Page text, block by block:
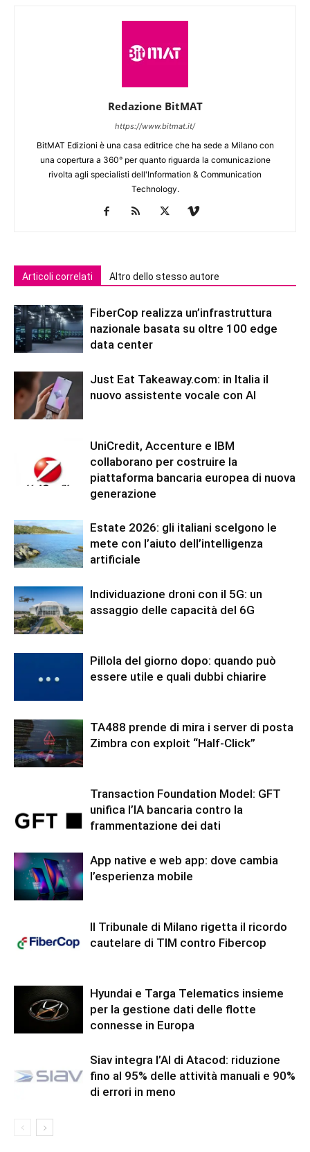
Redazione BitMAT
https://www.bitmat.it/
BitMAT Edizioni è una casa editrice che ha sede a Milano con
una copertura a 360° per quanto riguarda la comunicazione
rivolta agli specialisti dell'lnformation & Communication
Technology.
Articoli correlati Altro dello stesso autore
FiberCop realizza un’infrastruttura
nazionale basata su oltre 100 edge
data center
Just Eat Takeaway.com: in Italia il
nuovo assistente vocale con AI
UniCredit, Accenture e IBM
collaborano per costruire la
piattaforma bancaria europea di nuova
generazione
Estate 2026: gli italiani scelgono le
mete con l’aiuto dell’intelligenza
artificiale
Individuazione droni con il 5G: un
assaggio delle capacità del 6G
Pillola del giorno dopo: quando può
essere utile e quali dubbi chiarire
TA488 prende di mira i server di posta
Zimbra con exploit “Half-Click”
Transaction Foundation Model: GFT
unifica l’IA bancaria contro la
frammentazione dei dati
App native e web app: dove cambia
l’esperienza mobile
Il Tribunale di Milano rigetta il ricordo
cautelare di TIM contro Fibercop
Hyundai e Targa Telematics insieme
per la gestione dati delle flotte
connesse in Europa
Siav integra l’AI di Atacod: riduzione
fino al 95% delle attività manuali e 90%
di errori in meno